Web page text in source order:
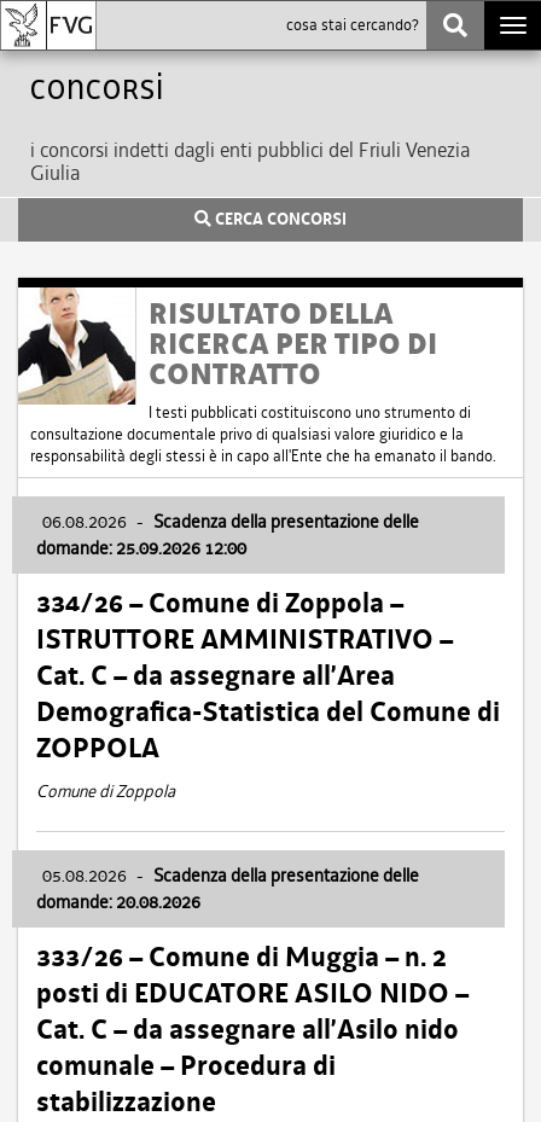
Concorsi
i concorsi indetti dagli enti pubblici del Friuli Venezia
Giulia
CERCA CONCORSI
RISULTATO DELLA
RICERCA PER TIPO DI
CONTRATTO
I testi pubblicati costituiscono uno strumento di
consultazione documentale privo di qualsiasi valore giuridico e la
responsabilità degli stessi è in capo all'Ente che ha emanato il bando.
06.08.2026 - Scadenza della presentazione delle
domande: 25.09.2026 12:00
334/26 – Comune di Zoppola –
ISTRUTTORE AMMINISTRATIVO –
Cat. C – da assegnare all’Area
Demografica-Statistica del Comune di
ZOPPOLA
Comune di Zoppola
05.08.2026 - Scadenza della presentazione delle
domande: 20.08.2026
333/26 – Comune di Muggia – n. 2
posti di EDUCATORE ASILO NIDO –
Cat. C – da assegnare all’Asilo nido
comunale – Procedura di
stabilizzazione